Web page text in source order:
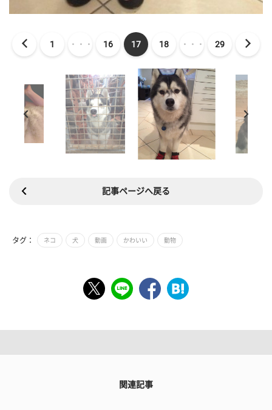
1 ・・・ 16 17 18 ・・・ 29
記事ページへ戻る
タグ： ネコ 犬 動画 かわいい 動物
関連記事